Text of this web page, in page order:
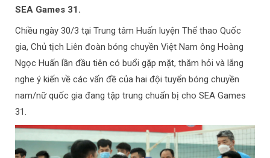
SEA Games 31.
Chiều ngày 30/3 tại Trung tâm Huấn luyện Thể thao Quốc
gia, Chủ tịch Liên đoàn bóng chuyền Việt Nam ông Hoàng
Ngọc Huấn lần đầu tiên có buổi gặp mặt, thăm hỏi và lắng
nghe ý kiến về các vấn đề của hai đội tuyển bóng chuyền
nam/nữ quốc gia đang tập trung chuẩn bị cho SEA Games
31.